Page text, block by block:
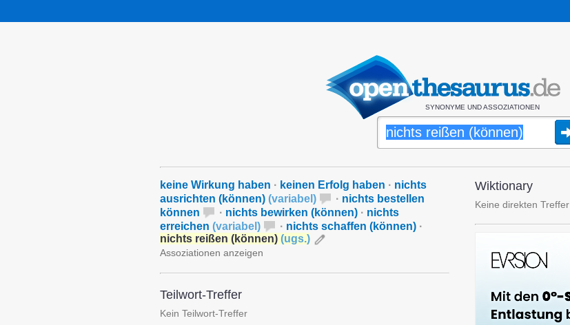
SYNONYME UND ASSOZIATIONEN
keine Wirkung haben · keinen Erfolg haben · nichts
ausrichten (können) (variabel ) · nichts bestellen
können
· nichts bewirken (können) · nichts
erreichen (variabel ) · nichts schaffen (können) ·
nichts reißen (können) (ugs.)
Assoziationen anzeigen
Teilwort-Treffer
Kein Teilwort-Treffer
Wiktionary
Keine direkten Treffer